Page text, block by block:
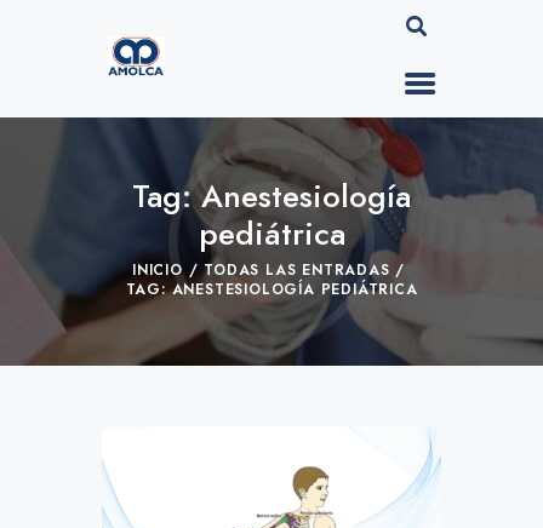
Tag: Anestesiología
pediátrica
INICIO
TODAS LAS ENTRADAS
TAG: ANESTESIOLOGÍA PEDIÁTRICA